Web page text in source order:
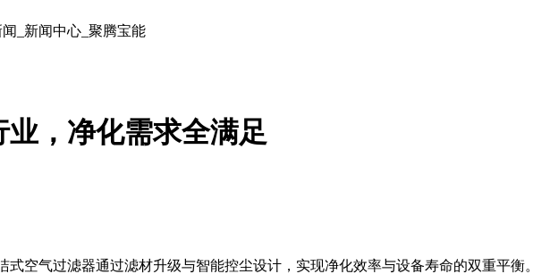
，净化需求全满足
空气过滤器通过滤材升级与智能控尘设计，实现净化效率与设备寿命的双重平衡。